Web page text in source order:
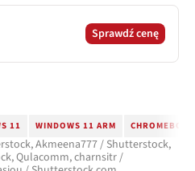
Sprawdź cenę
11 WINDOWS 11 ARM
Akmeena777 / Shutterstock,
Qulacomm, charnsitr /